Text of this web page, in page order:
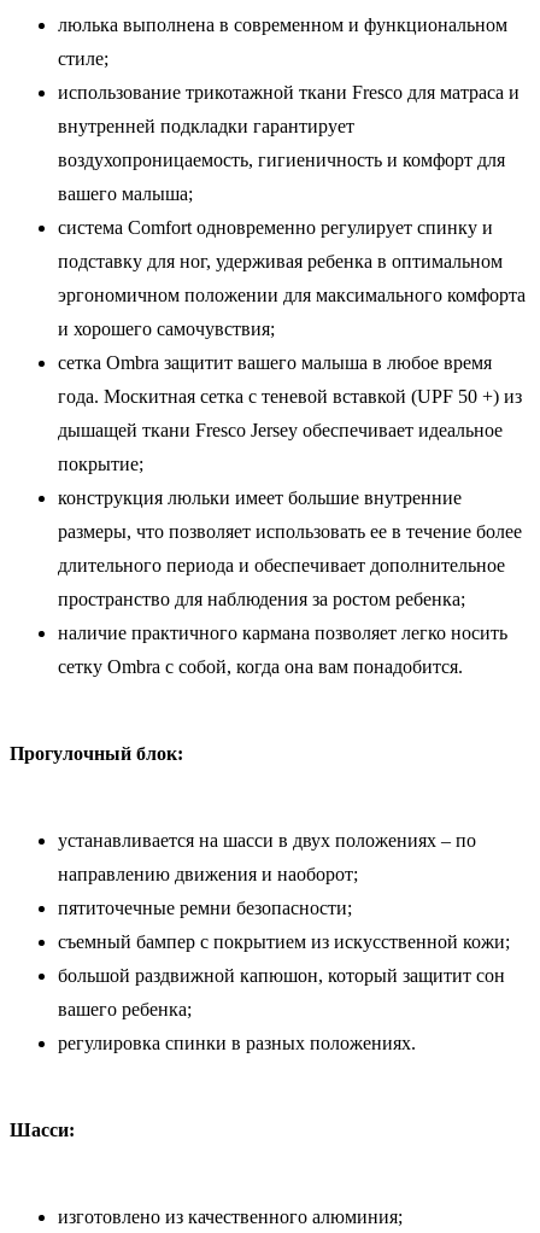
люлька выполнена в современном и функциональном
стиле;
использование трикотажной ткани Fresco для матраса и
внутренней подкладки гарантирует
воздухопроницаемость, гигиеничность и комфорт для
вашего малыша;
система Comfort одновременно регулирует спинку и
подставку для ног, удерживая ребенка в оптимальном
эргономичном положении для максимального комфорта
и хорошего самочувствия;
сетка Ombra защитит вашего малыша в любое время
года. Москитная сетка с теневой вставкой (UPF 50 +) из
дышащей ткани Fresco Jersey обеспечивает идеальное
покрытие;
конструкция люльки имеет большие внутренние
размеры, что позволяет использовать ее в течение более
длительного периода и обеспечивает дополнительное
пространство для наблюдения за ростом ребенка;
наличие практичного кармана позволяет легко носить
сетку Ombra с собой, когда она вам понадобится.
Прогулочный блок:
устанавливается на шасси в двух положениях – по
направлению движения и наоборот;
пятиточечные ремни безопасности;
съемный бампер с покрытием из искусственной кожи;
большой раздвижной капюшон, который защитит сон
вашего ребенка;
регулировка спинки в разных положениях.
Шасси:
изготовлено из качественного алюминия;